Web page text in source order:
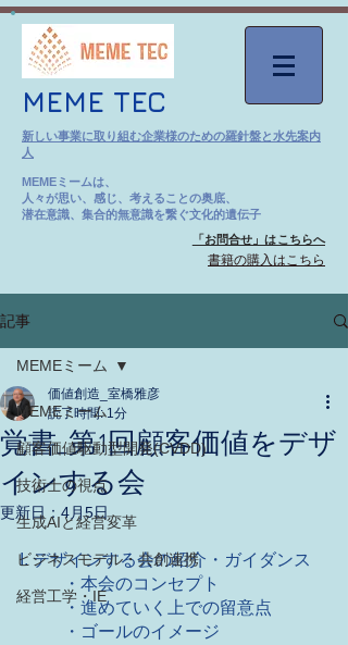
MEME TEC
新しい事業に取り組む企業様のための羅針盤と水先案内
人
MEMEミームは、
人々が思い、感じ、考えることの奥底、
潜在意識、集合的無意識を繋ぐ文化的遺伝子
「お問合せ」はこちらへ
​書籍の購入はこちら
記事
MEMEミーム
顧客価値駆動型開発(CVDD)
技術士の視点
生成AIと経営変革
ビジネスモデル・共創連携
経営工学・IE
MEMEミーム
覚書_第1回顧客価値をデザ
インする会
価値創造_室橋雅彦
読了時間: 1分
更新日： 4月5日
I. デザインする会の紹介・ガイダンス
	・本会のコンセプト
	・進めていく上での留意点
	・ゴールのイメージ